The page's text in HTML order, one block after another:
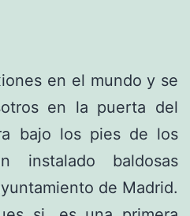
en el mundo y se
en la puerta del
bajo los pies de los
instalado baldosas
de Madrid.